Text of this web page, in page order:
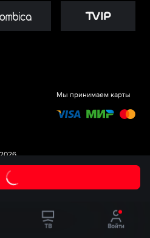
Мы принимаем карты
2026
ТВ Войти